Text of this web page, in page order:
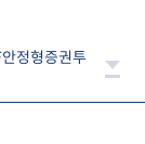
정형증권투